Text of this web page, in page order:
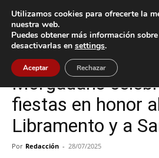
Inicio Cultura / Ocio
Cultura / Ocio Gondomar
Morgadáns
fiestas en honor
Libramento y a
Por Redacción - 28/07/2025
Utilizamos cookies para ofrecerte la
nuestra web.
Puedes obtener más información
desactivarlas en settings.
Aceptar Rechazar